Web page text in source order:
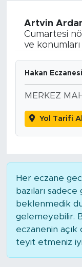
Artvin
Cumartesi
ve konumları
Hakan Eczanesi
MERKEZ
Yol Tarifi Al
Her eczane
bazıları
beklenmedik
gelemeyebilir.
eczanenin açık
teyit etmeniz
KARİKATÜR
NOSTALJİ
YAZARLAR
DİNİ
POLİTİKA
Haber Arşivi